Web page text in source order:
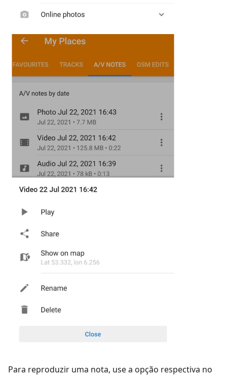
Para reproduzir uma nota, use a opção respectiva no